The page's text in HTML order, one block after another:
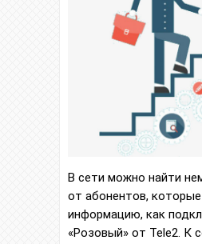
В сети можно найти
от абонентов,
информацию, как
«Розовый» от Tele2. К